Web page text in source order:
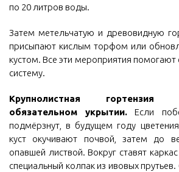
по 20 литров воды.
Затем метельчатую и древовидную
присыпают кислым торфом или
кустом. Все эти мероприятия помогают
систему.
Крупнолистная
обязательном укрытии. Если
подмёрзнут, в будущем году
куст окучивают почвой, затем до
опавшей листвой. Вокруг ставят
специальный колпак из ивовых